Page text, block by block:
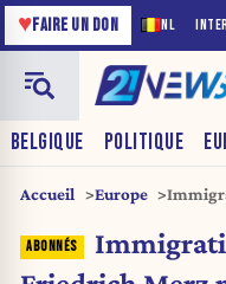
NL
♥FAIRE UN DON
BELGIQUE POLITIQUE
Accueil Europe